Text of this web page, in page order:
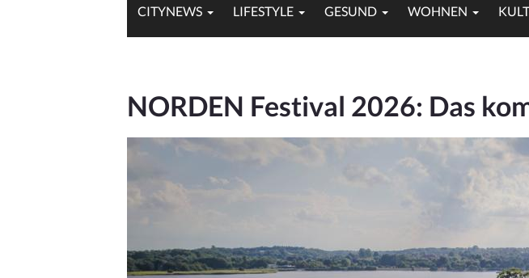
CITYNEWS LIFESTYLE GESUND WOHNEN
NORDEN Festival 2026: Das